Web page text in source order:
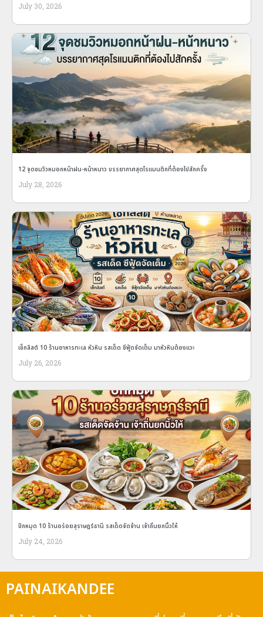
July 30, 2026
12 จุดชมวิวหมอกหน้าฝน-หน้าหนาว บรรยากาศสุดโรแมนติกที่ต้องไปสักครั้ง
July 28, 2026
เช็กลิสต์ 10 ร้านอาหารทะเล หัวหิน รสเด็ด ซีฟู้ดจัดเต็ม มาหัวหินต้องแวะ
July 26, 2026
ปักหมุด 10 ร้านอร่อยสุราษฎร์ธานี รสเด็ดจัดจ้าน เจ้าถิ่นยกนิ้วให้
July 24, 2026
PAINAIKANDEE